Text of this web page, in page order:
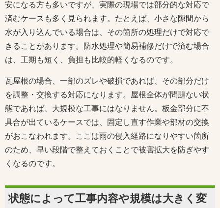
安になる方も多いですが、実際の現場では部分的な対応で
済むケースも多く見られます。たとえば、小さな隙間から
水が入り込んでいる場合は、その箇所の処理だけで対応で
きることがあります。防水処理や簡易補修だけで済む場合
は、工期も短く、負担も比較的軽くなるのです。
瓦屋根の場合、一部のズレや破損であれば、その部分だけ
を調整・交換する対応になります。屋根全体が問題ない状
態であれば、大規模な工事にはなりません。板金部分に不
具合が出ているケースでは、固定し直す作業や部材の交換
がおこなわれます。ここは雨の侵入経路になりやすい箇所
のため、早い段階で整えておくことで被害拡大を防ぎやす
くなるのです。
状態によって工事内容や規模は大きく変